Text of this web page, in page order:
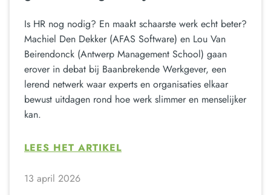
Is HR nog nodig? En maakt schaarste werk echt beter?
Machiel Den Dekker (AFAS Software) en Lou Van
Beirendonck (Antwerp Management School) gaan
erover in debat bij Baanbrekende Werkgever, een
lerend netwerk waar experts en organisaties elkaar
bewust uitdagen rond hoe werk slimmer en menselijker
kan.
LEES HET ARTIKEL
13 april 2026